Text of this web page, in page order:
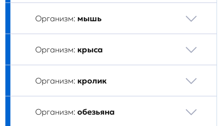
Организм: мышь
Организм: крыса
Организм: кролик
Организм: обезьяна